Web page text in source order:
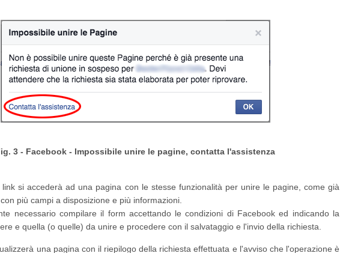
3 - Facebook - Impossibile unire le pagine, contatta l'assistenza
si accederà ad una pagina con le stesse funzionalità per unire le pagine, come già
più campi a disposizione e più informazioni.
necessario compilare il form accettando le condizioni di Facebook ed indicando la
e quella (o quelle) da unire e procedere con il salvataggio e l'invio della richiesta.
una pagina con il riepilogo della richiesta effettuata e l'avviso che l'operazione è